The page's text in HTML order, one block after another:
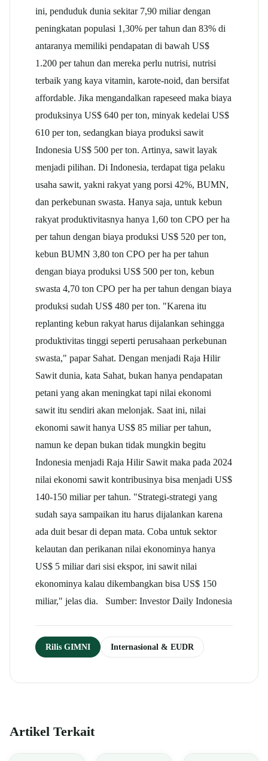
ini, penduduk dunia sekitar 7,90 miliar dengan
peningkatan populasi 1,30% per tahun dan 83% di
antaranya memiliki pendapatan di bawah US$
1.200 per tahun dan mereka perlu nutrisi, nutrisi
terbaik yang kaya vitamin, karote-noid, dan bersifat
affordable. Jika mengandalkan rapeseed maka biaya
produksinya US$ 640 per ton, minyak kedelai US$
610 per ton, sedangkan biaya produksi sawit
Indonesia US$ 500 per ton. Artinya, sawit layak
menjadi pilihan. Di Indonesia, terdapat tiga pelaku
usaha sawit, yakni rakyat yang porsi 42%, BUMN,
dan perkebunan swasta. Hanya saja, untuk kebun
rakyat produktivitasnya hanya 1,60 ton CPO per ha
per tahun dengan biaya produksi US$ 520 per ton,
kebun BUMN 3,80 ton CPO per ha per tahun
dengan biaya produksi US$ 500 per ton, kebun
swasta 4,70 ton CPO per ha per tahun dengan biaya
produksi sudah US$ 480 per ton. "Karena itu
replanting kebun rakyat harus dijalankan sehingga
produktivitas tinggi seperti perusahaan perkebunan
swasta," papar Sahat. Dengan menjadi Raja Hilir
Sawit dunia, kata Sahat, bukan hanya pendapatan
petani yang akan meningkat tapi nilai ekonomi
sawit itu sendiri akan melonjak. Saat ini, nilai
ekonomi sawit hanya US$ 85 miliar per tahun,
namun ke depan bukan tidak mungkin begitu
Indonesia menjadi Raja Hilir Sawit maka pada 2024
nilai ekonomi sawit kontribusinya bisa menjadi US$
140-150 miliar per tahun. "Strategi-strategi yang
sudah saya sampaikan itu harus dijalankan karena
ada duit besar di depan mata. Coba untuk sektor
kelautan dan perikanan nilai ekonominya hanya
US$ 5 miliar dari sisi ekspor, ini sawit nilai
ekonominya kalau dikembangkan bisa US$ 150
miliar," jelas dia. Sumber: Investor Daily Indonesia
Rilis GIMNI Internasional & EUDR
Artikel Terkait